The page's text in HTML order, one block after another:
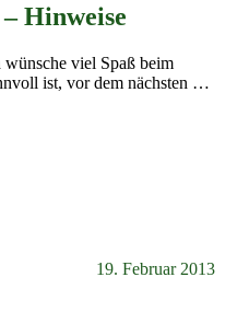
Hinweise
viel Spaß beim
ist, vor dem nächsten …
19. Februar 2013